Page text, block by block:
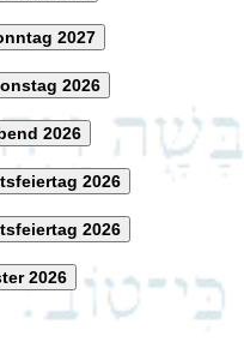
2027
2026
2026
2026
2026
2026